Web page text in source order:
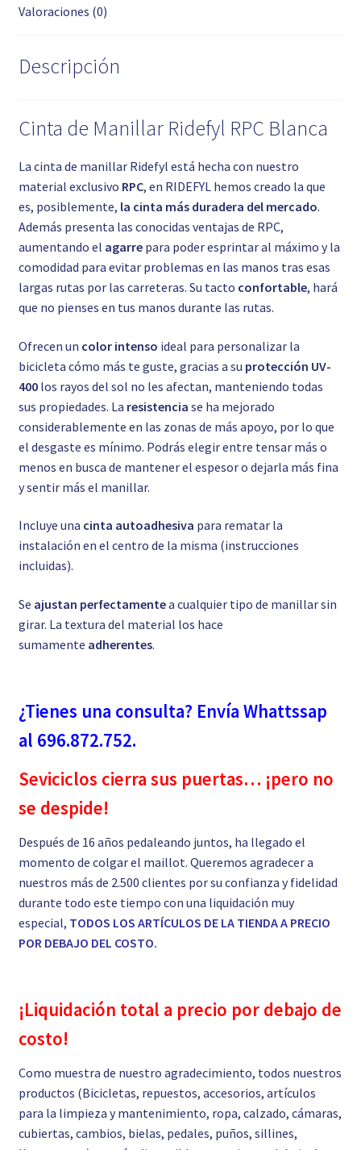
Valoraciones (0)
Descripción
Cinta de Manillar Ridefyl RPC Blanca
La cinta de manillar Ridefyl está hecha con nuestro
material exclusivo RPC, en RIDEFYL hemos creado la que
es, posiblemente, la cinta más duradera del mercado.
Además presenta las conocidas ventajas de RPC,
aumentando el agarrepara poder esprintar al máximo y la
comodidad para evitar problemas en las manos tras esas
largas rutas por las carreteras. Su tacto confortable, hará
que no pienses en tus manos durante las rutas.
Ofrecen un color intenso ideal para personalizar la
bicicleta cómo más te guste, gracias a su protección UV-
400los rayos del sol no les afectan, manteniendo todas
sus propiedades. La resistencia se ha mejorado
considerablemente en las zonas de más apoyo, por lo que
el desgaste es mínimo. Podrás elegir entre tensar más o
menos en busca de mantener el espesor o dejarla más fina
y sentir más el manillar.
Incluye una cinta autoadhesiva para rematar la
instalación en el centro de la misma (instrucciones
incluidas).
Se ajustan perfectamentea cualquier tipo de manillar sin
girar. La textura del material los hace
sumamente adherentes.
¿Tienes una consulta? Envía Whattssap
al 696.872.752.
Seviciclos cierra sus puertas… ¡pero no
se despide!
Después de 16 años pedaleando juntos, ha llegado el
momento de colgar el maillot. Queremos agradecer a
nuestros más de 2.500 clientes por su confianza y fidelidad
durante todo este tiempo con una liquidación muy
especial, TODOS LOS ARTÍCULOS DE LA TIENDA A PRECIO
POR DEBAJO DEL COSTO.
¡Liquidación total a precio por debajo de
costo!
Como muestra de nuestro agradecimiento, todos nuestros
productos (Bicicletas, repuestos, accesorios, artículos
para la limpieza y mantenimiento, ropa, calzado, cámaras,
cubiertas, cambios, bielas, pedales, puños, sillines,